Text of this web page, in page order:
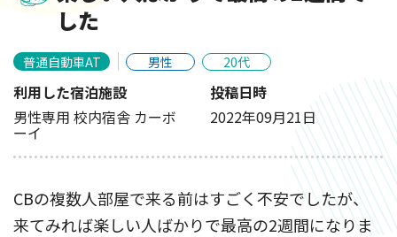
した
普通自動車AT 男性 20代
利用した宿泊施設
男性専用 校内宿舎 カーボ
ーイ
投稿日時
2022年09月21日
CBの複数人部屋で来る前はすごく不安でしたが、
来てみれば楽しい人ばかりで最高の2週間になりま